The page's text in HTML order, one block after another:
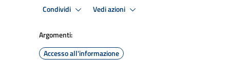
Condividi Vedi azioni
Argomenti:
Accesso all'informazione